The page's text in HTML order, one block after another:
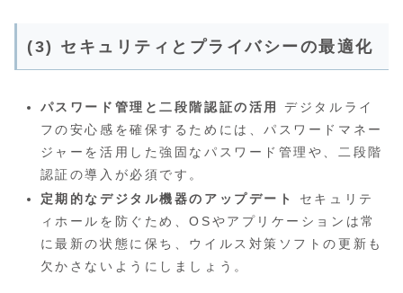
(3) セキュリティとプライバシーの最適化
パスワード管理と二段階認証の活用
デジタルライ
フの安心感を確保するためには、パスワードマネー
ジャーを活用した強固なパスワード管理や、二段階
認証の導入が必須です。
定期的なデジタル機器のアップデート
セキュリテ
ィホールを防ぐため、OSやアプリケーションは常
に最新の状態に保ち、ウイルス対策ソフトの更新も
欠かさないようにしましょう。